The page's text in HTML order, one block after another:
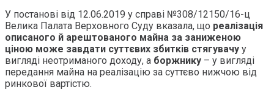
У постанові від 12.06.2019 у справі №308/12150/16-ц
Велика Палата Верховного Суду вказала, що реалізація
описаного й арештованого майна за заниженою
ціною може завдати суттєвих збитків стягувачу у
вигляді неотриманого доходу, а боржнику – у вигляді
передання майна на реалізацію за суттєво нижчою від
ринкової вартістю.